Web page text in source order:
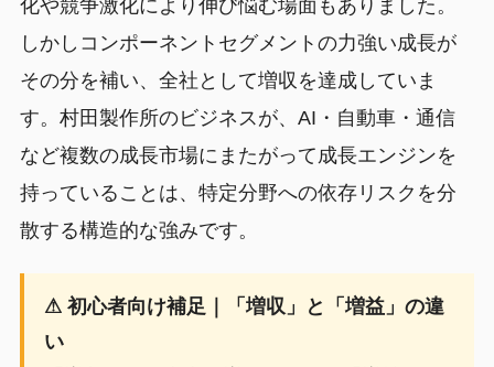
化や競争激化により伸び悩む場面もありました。
しかしコンポーネントセグメントの力強い成長が
その分を補い、全社として増収を達成していま
す。村田製作所のビジネスが、AI・自動車・通信
など複数の成長市場にまたがって成長エンジンを
持っていることは、特定分野への依存リスクを分
散する構造的な強みです。
⚠ 初心者向け補足｜「増収」と「増益」の違
い